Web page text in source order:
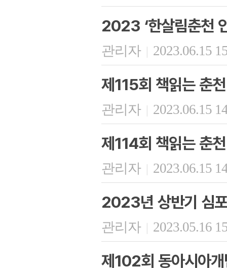
2023 ‘한살림춘천
관리자 | 2023.06.15
제115회 책읽는 춘천
관리자 | 2023.06.15
제114회 책읽는 춘천
관리자 | 2023.06.15
2023년 상반기 심
관리자 | 2023.05.16
제102회 동아시아